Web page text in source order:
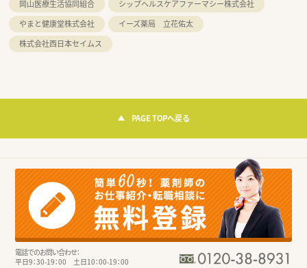
岡山医療生活協同組合
シップヘルスケアファーマシー株式会社
やまと健康堂株式会社
イーズ薬局 立花佑太
株式会社西日本セイムス
PAGE TOPへ戻る
電話でのお問い合わせ：
平日9：30-19：00 土日10：00-19：00